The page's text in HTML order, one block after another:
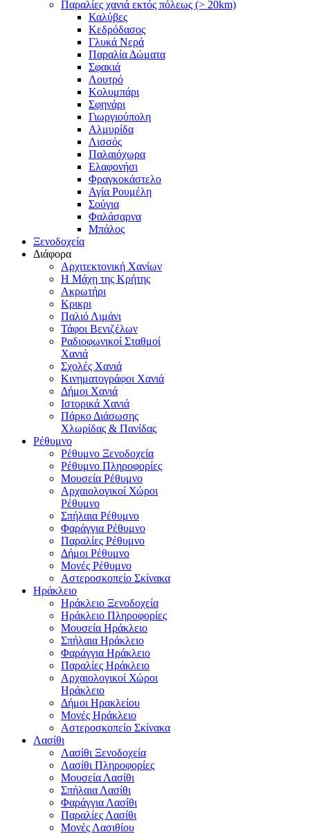
Παραλίες χανιά εκτός πόλεως (> 20km)
Καλύβες
Κεδρόδασος
Γλυκά Νερά
Παραλία Δώματα
Σφακιά
Λουτρό
Κολυμπάρι
Σφηνάρι
Γιωργιούπολη
Αλμυρίδα
Λισσός
Παλαιόχωρα
Ελαφονήσι
Φραγκοκάστελο
Αγία Ρουμέλη
Σούγια
Φαλάσαρνα
Μπάλος
Ξενοδοχεία
Διάφορα
Αρχιτεκτονική Χανίων
Η Μάχη της Κρήτης
Ακρωτήρι
Κρικρι
Παλιό Λιμάνι
Τάφοι Βενιζέλων
Ραδιοφωνικοί Σταθμοί
Χανιά
Σχολές Χανιά
Κινηματογράφοι Χανιά
Δήμοι Χανιά
Ιστορικά Χανιά
Πάρκο Διάσωσης
Χλωρίδας & Πανίδας
Ρέθυμνο
Ρέθυμνο Ξενοδοχεία
Ρέθυμνο Πληροφορίες
Μουσεία Ρέθυμνο
Αρχαιολογικοί Χώροι
Ρέθυμνο
Σπήλαια Ρέθυμνο
Φαράγγια Ρέθυμνο
Παραλίες Ρέθυμνο
Δήμοι Ρέθυμνο
Μονές Ρέθυμνο
Αστεροσκοπείο Σκίνακα
Ηράκλειο
Ηράκλειο Ξενοδοχεία
Ηράκλειο Πληροφορίες
Μουσεία Ηράκλειο
Σπήλαια Ηράκλειο
Φαράγγια Ηράκλειο
Παραλίες Ηράκλειο
Αρχαιολογικοί Χώροι
Ηράκλειο
Δήμοι Ηρακλείου
Μονές Ηράκλειο
Αστεροσκοπείο Σκίνακα
Λασίθι
Λασίθι Ξενοδοχεία
Λασίθι Πληροφορίες
Μουσεία Λασίθι
Σπήλαια Λασίθι
Φαράγγια Λασίθι
Παραλίες Λασίθι
Μονές Λασιθίου